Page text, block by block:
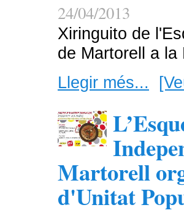
24/04/2013
Xiringuito de
de Martorell a la
Llegir més...
Martorell
d'Unitat